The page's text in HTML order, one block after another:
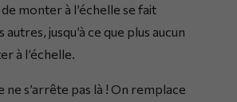
monter à l’échelle se fait
jusqu’à ce que plus aucun
à l’échelle.
ne s’arrête pas là ! On remplace